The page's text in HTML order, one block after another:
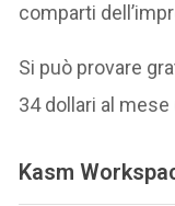
comparti
Si può provare
34 dollari al
Kasm